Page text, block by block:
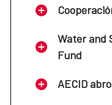
Water and
Fund
AECID